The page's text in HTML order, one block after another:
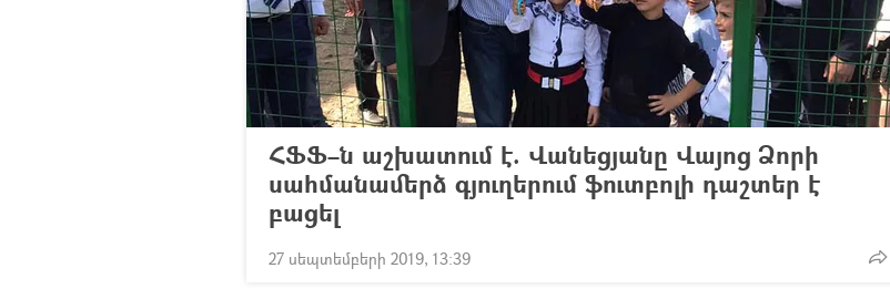
ՀՖՖ–ն աշխատում է. Վանեցյանը Վայոց Ձորի
սահմանամերձ գյուղերում ֆուտբոլի դաշտեր է
բացել
27 սեպտեմբերի 2019, 13:39